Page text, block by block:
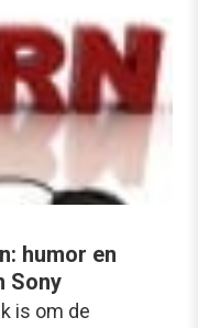
humor en
Sony
is om de